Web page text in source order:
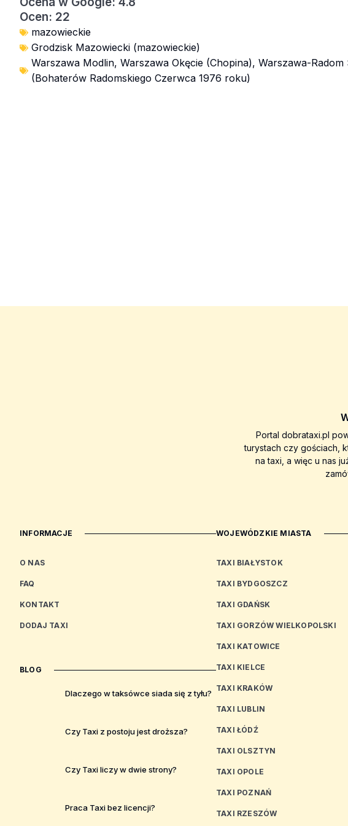
Ocen: 22
mazowieckie
Grodzisk Mazowiecki (mazowieckie)
Warszawa Modlin, Warszawa Okęcie (Chopina), Warszawa-Radom
(Bohaterów Radomskiego Czerwca 1976 roku)
Portal dobrataxi.pl
turystach czy gościach,
na taxi, a więc u nas
INFORMACJE
O NAS
FAQ
KONTAKT
DODAJ TAXI
BLOG
Dlaczego w taksówce siada się z tyłu?
Czy Taxi z postoju jest droższa?
Czy Taxi liczy w dwie strony?
Praca Taxi bez licencji?
WOJEWÓDZKIE MIASTA
TAXI BIAŁYSTOK
TAXI BYDGOSZCZ
TAXI GDAŃSK
TAXI GORZÓW WIELKOPOLSKI
TAXI KATOWICE
TAXI KIELCE
TAXI KRAKÓW
TAXI LUBLIN
TAXI ŁÓDŹ
TAXI OLSZTYN
TAXI OPOLE
TAXI POZNAŃ
TAXI RZESZÓW